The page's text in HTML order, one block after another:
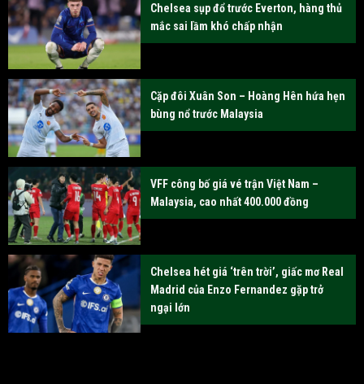
Chelsea sụp đổ trước Everton, hàng thủ
mắc sai lầm khó chấp nhận
Cặp đôi Xuân Son – Hoàng Hên hứa hẹn
bùng nổ trước Malaysia
VFF công bố giá vé trận Việt Nam –
Malaysia, cao nhất 400.000 đồng
Chelsea hét giá ‘trên trời’, giấc mơ Real
Madrid của Enzo Fernandez gặp trở
ngại lớn